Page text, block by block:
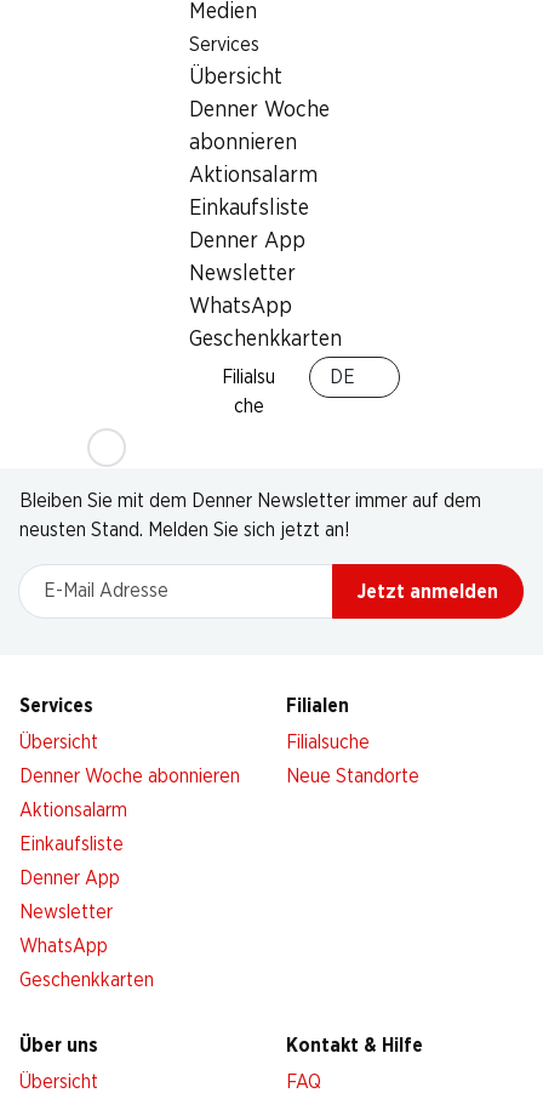
Medien
Services
Übersicht
Denner Woche
abonnieren
Aktionsalarm
Einkaufsliste
Denner App
Newsletter
WhatsApp
Geschenkkarten
Filialsu
che
DE
Newsletter
Bleiben Sie mit dem Denner Newsletter immer auf dem
neusten Stand. Melden Sie sich jetzt an!
E-Mail Adresse
Jetzt anmelden
Services
Übersicht
Denner Woche abonnieren
Aktionsalarm
Einkaufsliste
Denner App
Newsletter
WhatsApp
Geschenkkarten
Filialen
Filialsuche
Neue Standorte
Über uns
Übersicht
Kontakt & Hilfe
FAQ